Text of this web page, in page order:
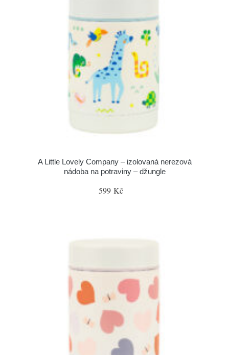
A Little Lovely Company – izolovaná nerezová
nádoba na potraviny – džungle
599 Kč